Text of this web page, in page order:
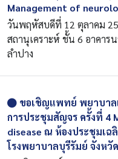
Management of
วันพฤหัสบดีที่ 12 ตุลาคม
สถานุเคราะห์ ชั้น 6 อาคาร
ลำปาง
ขอเชิญแพทย์ พยาบาล
การประชุมสัญจร ครั้งที่ 4
disease ณ ห้องประชุมเฉ
โรงพยาบาลบุรีรัมย์ จังหวั